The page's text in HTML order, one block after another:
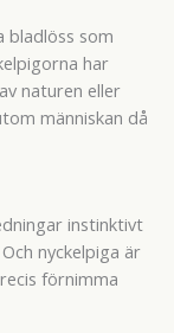
bladlöss som
har
naturen eller
människan då
instinktivt
nyckelpiga är
förnimma